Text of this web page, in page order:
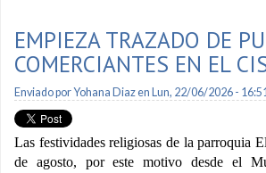
EMPIEZA TRAZADO DE
COMERCIANTES EN EL
Enviado porYohana Diazen Lun, 22/06/2026 -
Las festividades religiosas de la parroquia
de agosto, por este motivo desde el